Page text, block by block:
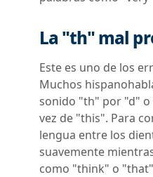
La "th" mal
Este es uno de los
Muchos
sonido "th" por "d" o
vez de "this". Para
lengua entre los
suavemente
como "think" o